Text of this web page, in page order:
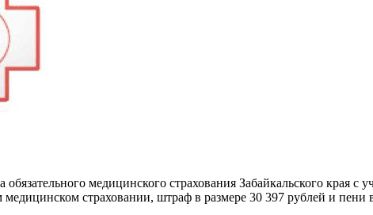
медицинского страхования Забайкальского края
медицинском страховании, штраф в размере 30 397 рублей и пени